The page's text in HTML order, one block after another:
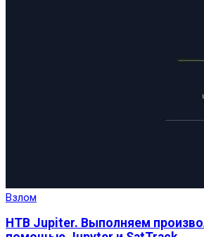
Взлом
HTB Jupiter. Выполняем